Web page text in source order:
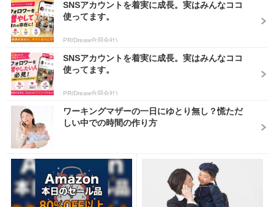
SNSアカウントを着実に成長。実はみんなココ
使ってます。
PR(Dreaw合同会社)
SNSアカウントを着実に成長。実はみんなココ
使ってます。
PR(Dreaw合同会社)
ワーキングマザーの一日にゆとり無し？慌ただ
しい中での時間の作り方